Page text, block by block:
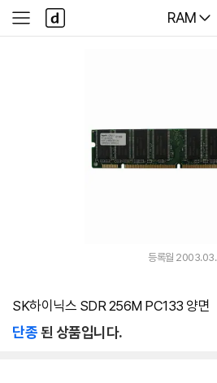
다나와
RAM
사
이
다
나
와
등록월 2003.03.
SK하이닉스 SDR 256M PC133 양면
단종된 상품입니다.